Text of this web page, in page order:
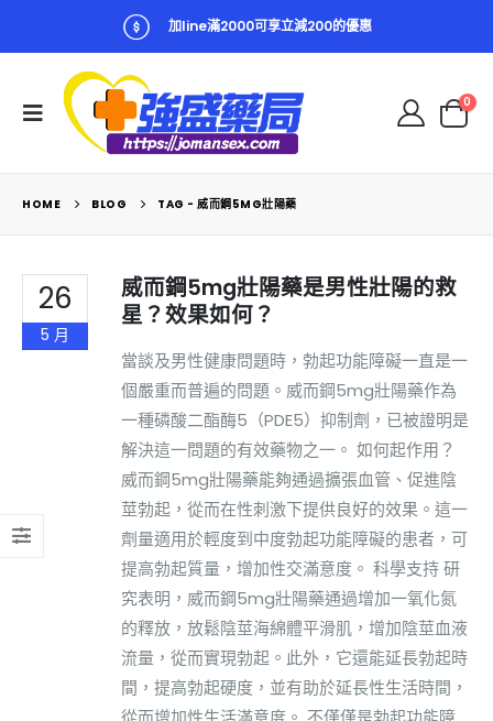
加line滿2000可享立減200的優惠
0
HOME BLOG TAG - 威而鋼5MG壯陽藥
26
5 月
威而鋼5mg壯陽藥是男性壯陽的救
星？效果如何？
當談及男性健康問題時，勃起功能障礙一直是一
個嚴重而普遍的問題。威而鋼5mg壯陽藥作為
一種磷酸二酯酶5（PDE5）抑制劑，已被證明是
解決這一問題的有效藥物之一。 如何起作用？
威而鋼5mg壯陽藥能夠通過擴張血管、促進陰
莖勃起，從而在性刺激下提供良好的效果。這一
劑量適用於輕度到中度勃起功能障礙的患者，可
提高勃起質量，增加性交滿意度。 科學支持 研
究表明，威而鋼5mg壯陽藥通過增加一氧化氮
的釋放，放鬆陰莖海綿體平滑肌，增加陰莖血液
流量，從而實現勃起。此外，它還能延長勃起時
間，提高勃起硬度，並有助於延長性生活時間，